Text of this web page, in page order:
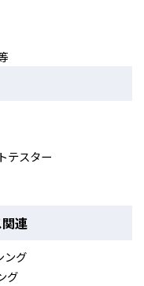
テスター
連
ング
グ